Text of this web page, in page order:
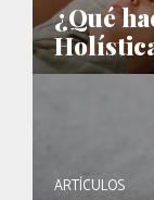
¿Qué
ARTÍCULOS